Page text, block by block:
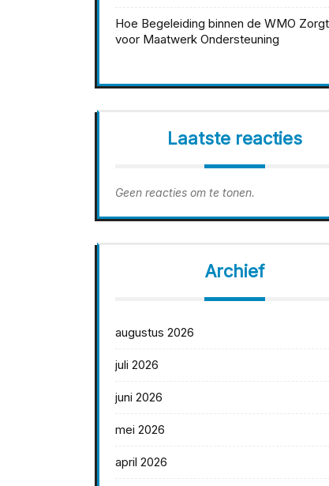
Hoe Begeleiding binnen de WMO Zorgt
voor Maatwerk Ondersteuning
Laatste reacties
Geen reacties om te tonen.
Archief
augustus 2026
juli 2026
juni 2026
mei 2026
april 2026